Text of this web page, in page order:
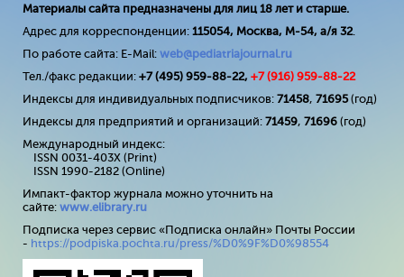
Материалы сайта предназначены для лиц 18 лет и старше.
Адрес для корреспонденции: 115054, Москва, М-54, а/я 32.
По работе сайта: E-Mail: web@pediatriajournal.ru
Тел./факс редакции: +7 (495) 959-88-22, +7 (916) 959-88-22
Индексы для индивидуальных подписчиков: 71458, 71695(год)
Индексы для предприятий и организаций: 71459, 71696 (год)
Международный индекс:
ISSN 0031-403X (Print)
ISSN 1990-2182 (Online)
Импакт-фактор журнала можно уточнить на
сайте: www.elibrary.ru
Подписка через сервис «Подписка онлайн» Почты России
- https://podpiska.pochta.ru/press/%D0%9F%D0%98554